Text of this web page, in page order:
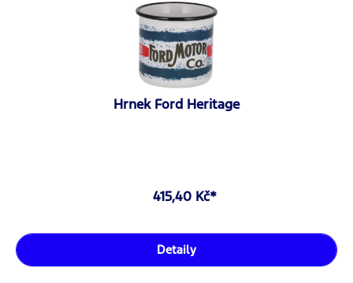
Hrnek Ford Heritage
415,40 Kč*
Detaily